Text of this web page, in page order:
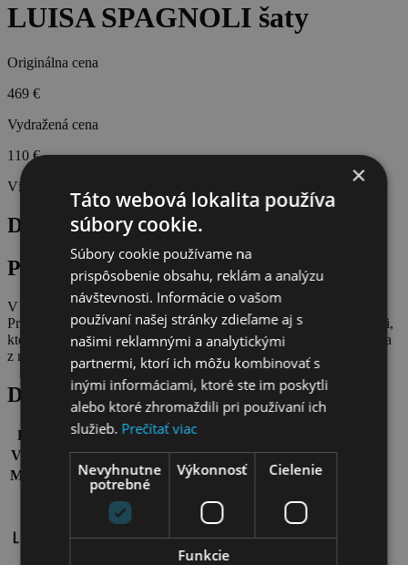
LUISA SPAGNOLI šaty
Originálna cena
469 €
Vydražená cena
110 €
Víťaz aukcie:
Do aukcie venoval Lamio.sk
Popis produktu
V takýchto chvíľach ľutujeme, že nemáme tú veľkosť XS:-))
Prekrásne šatičky od Luisy Spagnoli na všetky radostné príležitosti,
ktoré si len zmyslíte… Kombinácia čipka, strih, kvalita, a TÁ farba
z nich robia kúsok, ktorý musíte mať.
Detaily
Farba:
ružová
Veľkosť:
talianska 40, naša XS
Materiál:
100 % bavlna
90%. Stále krásne, stále výnimočné.
×
Táto webová lokalita používa
súbory cookie.
Súbory cookie používame na
prispôsobenie obsahu, reklám a analýzu
návštevnosti. Informácie o vašom
používaní našej stránky zdieľame aj s
našimi reklamnými a analytickými
partnermi, ktorí ich môžu kombinovať s
inými informáciami, ktoré ste im poskytli
alebo ktoré zhromaždili pri používaní ich
služieb. Prečítať viac
Nevyhnutne
potrebné
Výkonnosť Cielenie
Funkcie